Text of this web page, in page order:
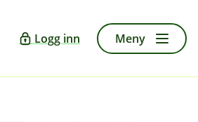
Logg inn Meny